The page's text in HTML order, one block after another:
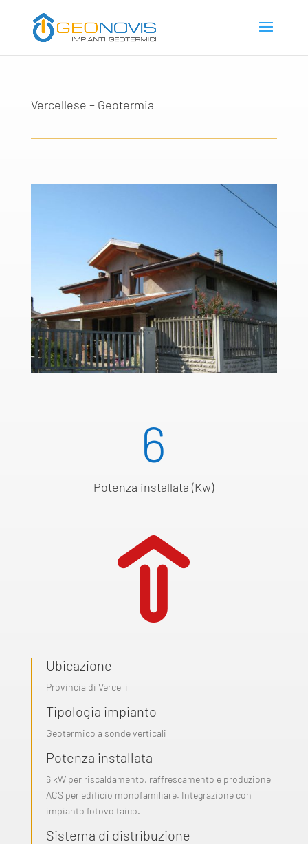
Vercellese – Geotermia
6
Potenza installata (Kw)
Ubicazione
Provincia di Vercelli
Tipologia impianto
Geotermico a sonde verticali
Potenza installata
6 kW per riscaldamento, raffrescamento e produzione
ACS per edificio monofamiliare. Integrazione con
impianto fotovoltaico.
Sistema di distribuzione